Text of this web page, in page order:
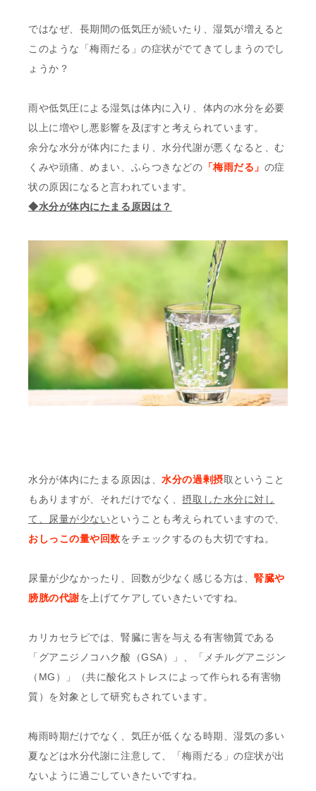
ではなぜ、長期間の低気圧が続いたり、湿気が増えると
このような「梅雨だる」の症状がでてきてしまうのでし
ょうか？
雨や低気圧による湿気は体内に入り、体内の水分を必要
以上に増やし悪影響を及ぼすと考えられています。
余分な水分が体内にたまり、水分代謝が悪くなると、む
くみや頭痛、めまい、ふらつきなどの 「梅雨だる」 の症
状の原因になると言われています。
◆水分が体内にたまる原因は？
水分が体内にたまる原因は、水分の過剰摂取ということ
もありますが、それだけでなく、摂取した水分に対し
て、尿量が少ないということも考えられていますので、
おしっこの量や回数をチェックするのも大切ですね。
尿量が少なかったり、回数が少なく感じる方は、腎臓や
膀胱の代謝を上げてケアしていきたいですね。
カリカセラピでは、腎臓に害を与える有害物質である
「グアニジノコハク酸（GSA）」、「メチルグアニジン
（MG）」（共に酸化ストレスによって作られる有害物
質）を対象として研究もされています。
梅雨時期だけでなく、気圧が低くなる時期、湿気の多い
夏などは水分代謝に注意して、「梅雨だる」の症状が出
ないように過ごしていきたいですね。